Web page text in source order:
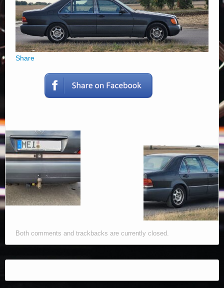
Elérhetőségek
Share
Both comments and trackbacks are currently closed.